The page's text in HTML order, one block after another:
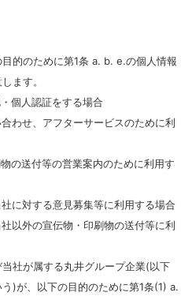
的のために第1条 a. b. e.の個人情報
ます。
個人認証をする場合
わせ、アフターサービスのために利
の送付等の営業案内のために利用す
に対する意見募集等に利用する場合
以外の宣伝物・印刷物の送付等に利
社が属する丸井グループ企業(以下
う)が、以下の目的のために第1条(1) a.